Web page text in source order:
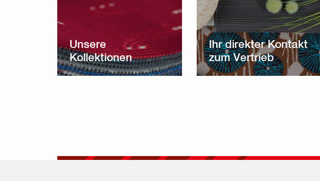
Unsere
Kollektionen
Ihr direkter Kontakt
zum Vertrieb